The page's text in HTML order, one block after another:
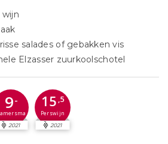
wijn
salades of gebakken vis
Elzasser zuurkoolschotel
9-
2021
15 ,5
Perswijn
2021